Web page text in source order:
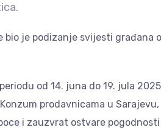
bio je podizanje svijesti građana
od 14. juna do 19. jula
prodavnicama u
i zauzvrat ostvare